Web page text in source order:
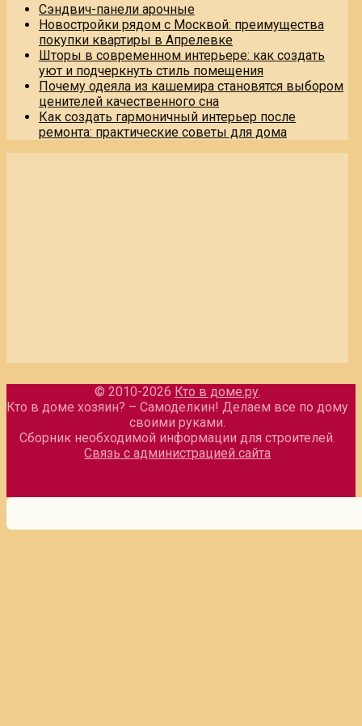
Сэндвич-панели арочные
Новостройки рядом с Москвой: преимущества
покупки квартиры в Апрелевке
Шторы в современном интерьере: как создать
уют и подчеркнуть стиль помещения
Почему одеяла из кашемира становятся выбором
ценителей качественного сна
Как создать гармоничный интерьер после
ремонта: практические советы для дома
© 2010-2026 Кто в доме.ру.
Кто в доме хозяин? – Самоделкин! Делаем все по дому
своими руками.
Сборник необходимой информации для строителей.
Связь с администрацией сайта